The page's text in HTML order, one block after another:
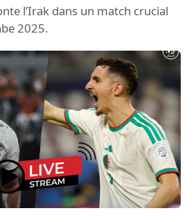
l’Irak dans un match crucial
2025.